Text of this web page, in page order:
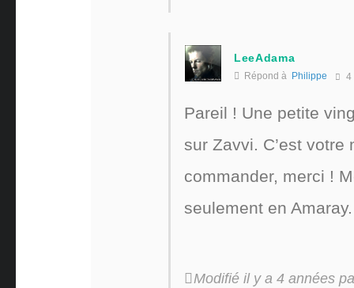
LeeAdama
Répond à Philippe 4
Pareil ! Une petite
sur Zavvi. C’est votre
commander, merci !
seulement en Amaray.
Modifié il y a 4 années